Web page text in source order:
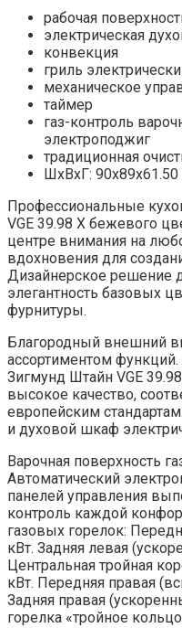
рабочая
электрическая
конвекция
гриль
механическое
таймер
газ-контроль
электроподжиг
традиционная
ШхВхГ:
Профессиональные
VGE 39.98 X бежевого
центре внимания на
вдохновения для
Дизайнерское решение
элегантность базовых
фурнитуры.
Благородный внешний
ассортиментом
Зигмунд Штайн VGE
высокое качество,
европейским
и духовой шкаф
Варочная поверхность
Автоматический
панелей управления
контроль каждой
газовых горелок:
кВт. Задняя левая
Центральная тройная
кВт. Передняя правая
Задняя правая
горелка «тройное